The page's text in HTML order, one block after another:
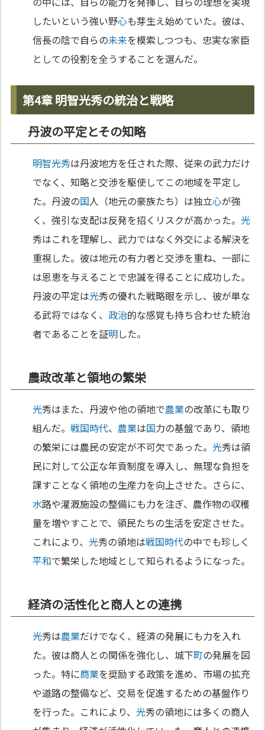
したいという強い野心も芽生え始めていた。彼は、
信長の陰で自らの未来を模索しつつも、忠実な家臣
としての役割を全うすることを選んだ。
第4章 明智光秀の統治と戦略
丹波の平定とその知略
明智光秀は丹波地方を任された際、従来の武力だけ
でなく、知略と交渉を駆使してこの地域を平定し
た。丹波の国人（地元の豪族たち）は独立心が強
く、強引な支配は反発を招くリスクが高かった。 光
秀はこれを理解し、武力ではなく外交による解決を
重視した。彼は地元の有力者と交渉を重ね、一部に
は恩恵を与えることで忠誠を得ることに成功した。
丹波の平定は光秀の優れた戦略眼を示し、彼が単な
る武将ではなく、 政治的な感覚も持ち合わせた統治
者であることを証明した。
農政改革と領地の繁栄
光秀はまた、丹波や他の領地で農業の改革にも取り
組んだ。戦国時代、 農業は国力の基盤であり、領地
の繁栄には農民の安定が不可欠であった。 光秀は領
民に対して公正な年貢制度を導入し、無理な負担を
課すことなく領地の生産力を向上させた。さらに、
水路や灌漑施設の整備にも力を注ぎ、農作物の収穫
量を増やすことで、領民たちの生活を安定させた。
これにより、 光秀の領地は戦国時代の中でも珍しく
平和で繁栄した地域として知られるようになった。
経済の活性化と商人との連携
光秀は農業だけでなく、経済の発展にも力を入れ
た。彼は商人との関係を強化し、城下町の発展を図
った。特に商業を奨励する政策を進め、市場の拡充
や道路の整備など、交易を促進するための基盤作り
を行った。これにより、 光秀の領地には多くの商人